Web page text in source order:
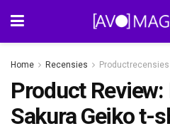
Home Recensies Productrecensies
Product
Sakura Geiko t-